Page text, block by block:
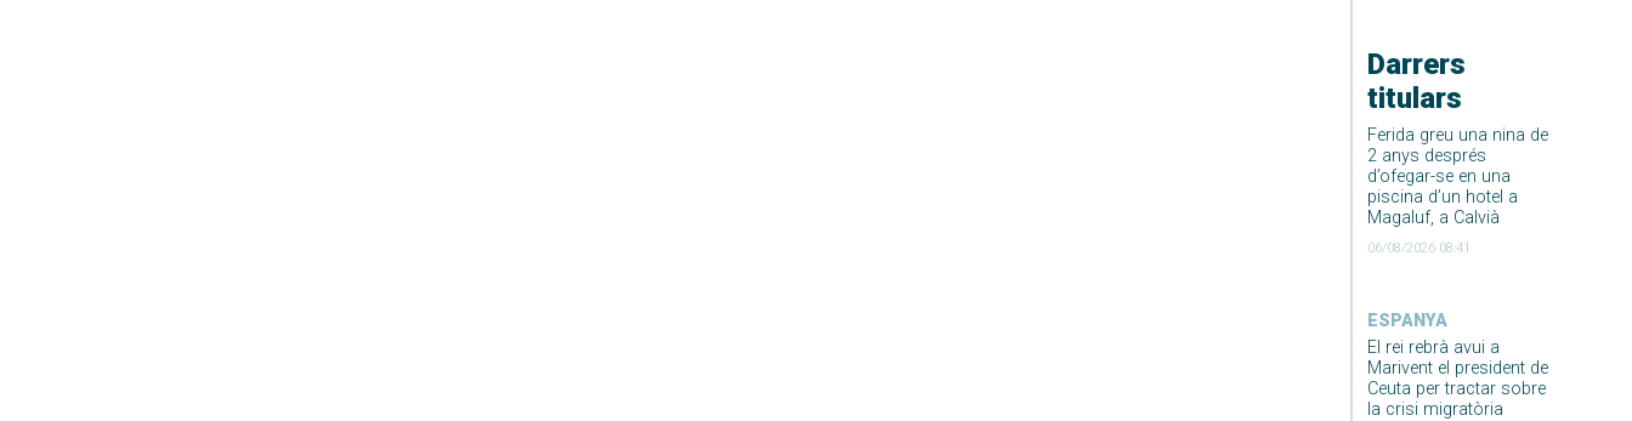
Darrers
titulars
Ferida greu una nina de
2 anys després
d’ofegar-se en una
piscina d’un hotel a
Magaluf, a Calvià
06/08/2026 08:41
ESPANYA
El rei rebrà avui a
Marivent el president de
Ceuta per tractar sobre
la crisi migratòria